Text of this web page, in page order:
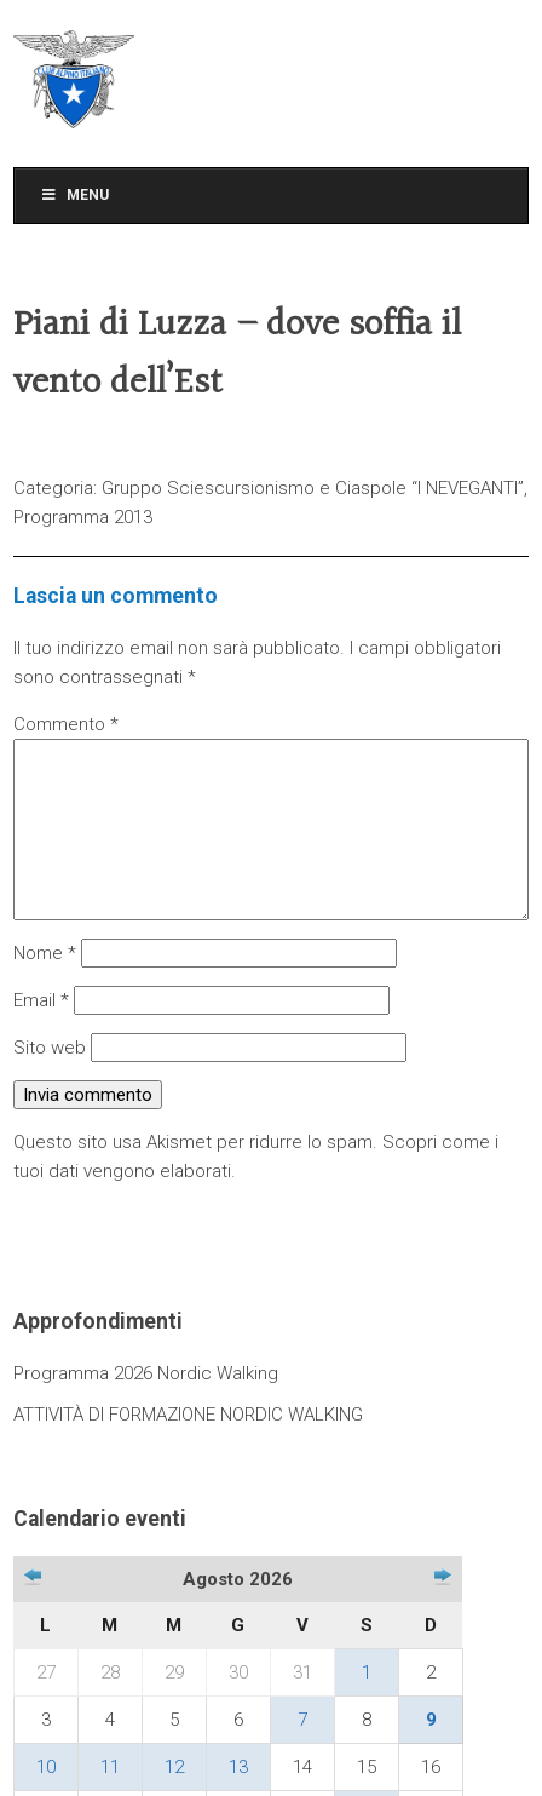
MENU
Piani di Luzza – dove soffia il
vento dell’Est
Categoria: Gruppo Sciescursionismo e Ciaspole “I NEVEGANTI”,
Programma 2013
Lascia un commento
Il tuo indirizzo email non sarà pubblicato. I campi obbligatori
sono contrassegnati*
Commento*
Nome*
Email*
Sito web
Questo sito usa Akismet per ridurre lo spam. Scopri come i
tuoi dati vengono elaborati.
Approfondimenti
Programma 2026 Nordic Walking
ATTIVITÀ DI FORMAZIONE NORDIC WALKING
Calendario eventi
Agosto 2026
L M M G V S D
27 28 29 30 31 1 2
3 4 5 6 7 8 9
10 11 12 13 14 15 16